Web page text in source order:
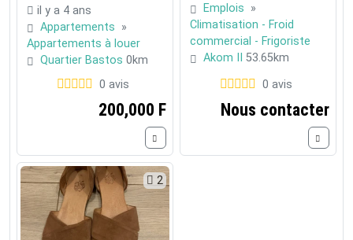
il y a 4 ans
Appartements »
Appartements à louer
Quartier Bastos 0km
0 avis
200,000 F
Emplois »
Climatisation - Froid
commercial - Frigoriste
Akom II 53.65km
0 avis
Nous contacter
2